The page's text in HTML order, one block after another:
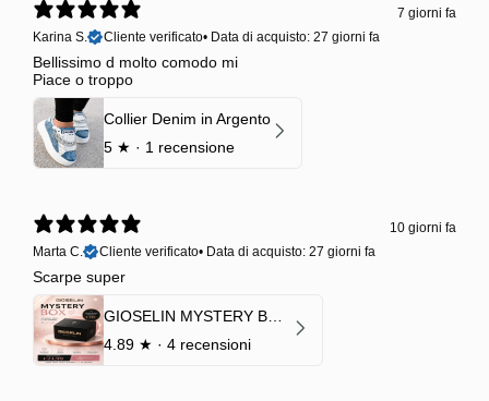
7 giorni fa
Karina S.
Cliente verificato• Data di acquisto: 27 giorni fa
Bellissimo d molto comodo mi
Piace o troppo
Collier Denim in Argento
5 ★ · 1 recensione
10 giorni fa
Marta C.
Cliente verificato• Data di acquisto: 27 giorni fa
Scarpe super
4.89 ★ · 4 recensioni